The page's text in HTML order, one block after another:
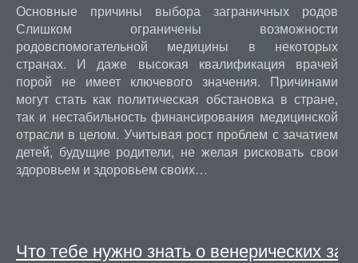
Основные причины выбора заграничных родов
Слишком ограничены возможности
родовспомогательной медицины в некоторых
странах. И даже высокая квалификация врачей
порой не имеет ключевого значения. Причинами
могут стать как политическая обстановка в стране,
так и нестабильность финансирования медицинской
отрасли в целом. Учитывая рост проблем с зачатием
детей, будущие родители, не желая рисковать свои
здоровьем и здоровьем своих…
Что тебе нужно знать о венерических